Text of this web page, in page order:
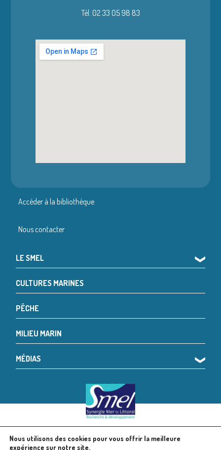
Tél. 02 33 05 98 83
Accéder à la bibliothèque
Nous contacter
LE SMEL ❯
CULTURES MARINES
PÊCHE
MILIEU MARIN
MÉDIAS ❯
© 2024 SMEL Mentions légales
Nous utilisons des cookies pour vous offrir la meilleure
expérience sur notre site.